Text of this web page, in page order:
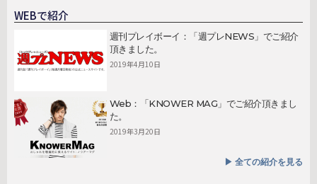
WEBで紹介
週刊プレイボーイ：「週プレNEWS」でご紹介
頂きました。
2019年4月10日
Web：「KNOWER MAG」でご紹介頂きまし
た。
2019年3月20日
▶︎ 全ての紹介を見る